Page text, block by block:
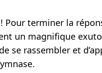
Pour terminer la
un magnifique
se rassembler et